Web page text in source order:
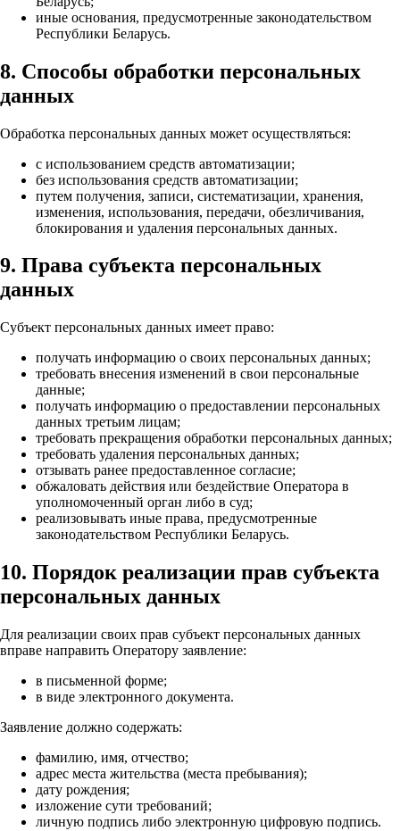
иные основания, предусмотренные законодательством
Республики Беларусь.
8. Способы обработки персональных
данных
Обработка персональных данных может осуществляться:
с использованием средств автоматизации;
без использования средств автоматизации;
путем получения, записи, систематизации, хранения,
изменения, использования, передачи, обезличивания,
блокирования и удаления персональных данных.
9. Права субъекта персональных
данных
Субъект персональных данных имеет право:
получать информацию о своих персональных данных;
требовать внесения изменений в свои персональные
данные;
получать информацию о предоставлении персональных
данных третьим лицам;
требовать прекращения обработки персональных данных;
требовать удаления персональных данных;
отзывать ранее предоставленное согласие;
обжаловать действия или бездействие Оператора в
уполномоченный орган либо в суд;
реализовывать иные права, предусмотренные
законодательством Республики Беларусь.
10. Порядок реализации прав субъекта
персональных данных
Для реализации своих прав субъект персональных данных
вправе направить Оператору заявление:
в письменной форме;
в виде электронного документа.
Заявление должно содержать:
фамилию, имя, отчество;
адрес места жительства (места пребывания);
дату рождения;
изложение сути требований;
личную подпись либо электронную цифровую подпись.